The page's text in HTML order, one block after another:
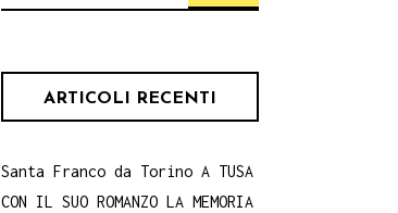
ARTICOLI RECENTI
Santa Franco da Torino A TUSA
CON IL SUO ROMANZO LA MEMORIA